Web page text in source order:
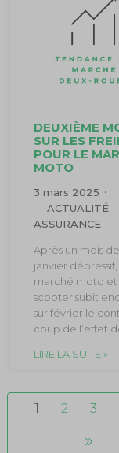
DEUXIÈME
SUR LES
POUR LE
MOTO
3 mars 2025
ACTUALITÉ
ASSURANCE
Après un mois de
janvier dépressif,
marché moto et
scooter subit
sur février le
coup de l’effet
LIRE LA SUITE »
1 2 3
»